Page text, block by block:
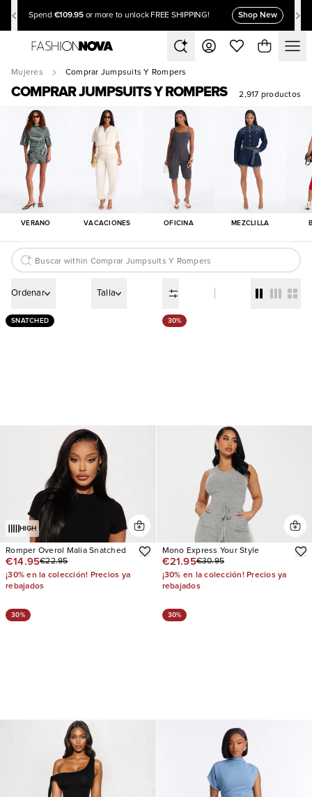
Spend €109.95 or more to unlock FREE SHIPPING! Shop New
Mujeres Comprar Jumpsuits Y Rompers
COMPRAR JUMPSUITS Y ROMPERS 2,917 productos
VERANO VACACIONES OFICINA MEZCLILLA
Ordenar Talla
SNATCHED
HIGH
Romper Overol Malia Snatched
€14.95€22.95
¡30% en la colección! Precios ya
rebajados
30%
Mono Express Your Style
€21.95€30.95
¡30% en la colección! Precios ya
rebajados
30% 30%